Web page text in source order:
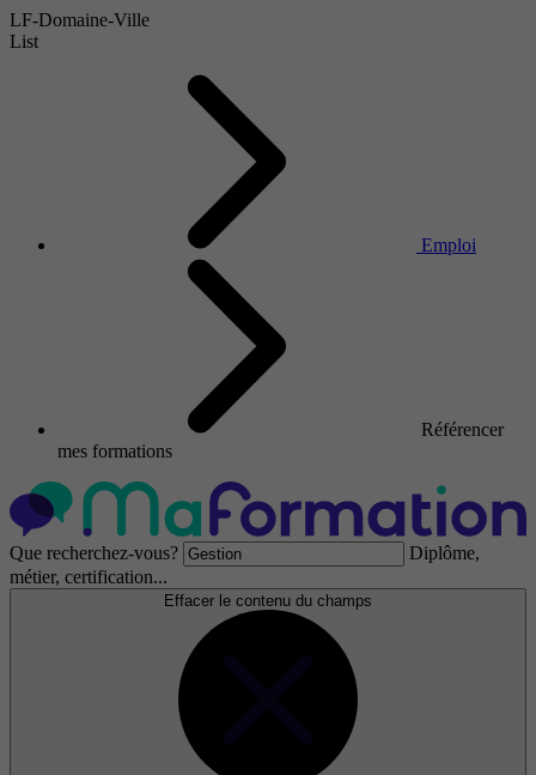
LF-Domaine-Ville
List
Emploi
Référencer
mes formations
Que recherchez-vous?
Diplôme,
métier, certification...
Effacer le contenu du champs